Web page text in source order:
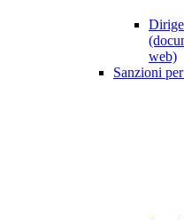
web)
Sanzioni